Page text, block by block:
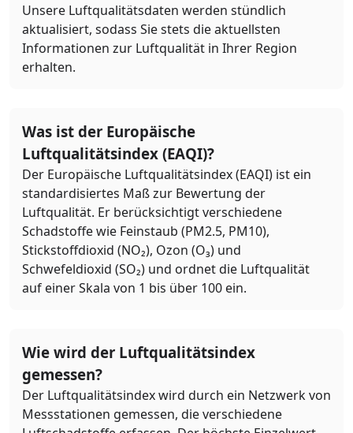
Unsere Luftqualitätsdaten werden stündlich
aktualisiert, sodass Sie stets die aktuellsten
Informationen zur Luftqualität in Ihrer Region
erhalten.
Was ist der Europäische
Luftqualitätsindex (EAQI)?
Der Europäische Luftqualitätsindex (EAQI) ist ein
standardisiertes Maß zur Bewertung der
Luftqualität. Er berücksichtigt verschiedene
Schadstoffe wie Feinstaub (PM2.5, PM10),
Stickstoffdioxid (NO₂), Ozon (O₃) und
Schwefeldioxid (SO₂) und ordnet die Luftqualität
auf einer Skala von 1 bis über 100 ein.
Wie wird der Luftqualitätsindex
gemessen?
Der Luftqualitätsindex wird durch ein Netzwerk von
Messstationen gemessen, die verschiedene